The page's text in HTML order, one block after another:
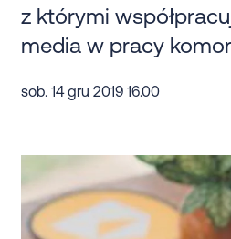
z którymi
media w pracy
sob. 14 gru 2019 16.00